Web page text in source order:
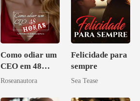
Como odiar um
CEO em 48
horas
Roseanautora
Felicidade para
sempre
Sea Tease